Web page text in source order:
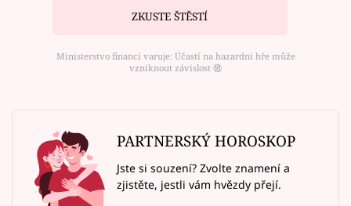
ZKUSTE ŠTĚSTÍ
Ministerstvo financí varuje: Účastí na hazardní hře může
vzniknout závislost ⑱
PARTNERSKÝ HOROSKOP
Jste si souzení? Zvolte znamení a
zjistěte, jestli vám hvězdy přejí.